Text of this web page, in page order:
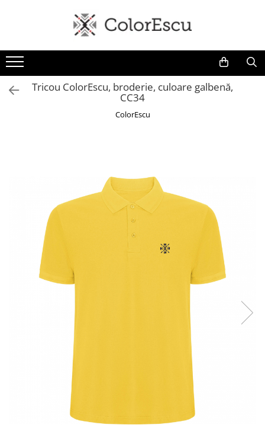
Toate produsele
Tricouri
Tricouri bărbați
Tricouri damă
Bluze si hanorace bărbați
Bluze si hanorace damă
Bluze de trening | Bluze tehnice
Pantaloni
Șepci și căciuli
Accesorii
Simboluri tradiționale
Tricouri cu mesaje de bine
Tricouri de poveste
Colecții speciale
Tricou ColorEscu, broderie, culoare galbenă,
CC34
ColorEscu